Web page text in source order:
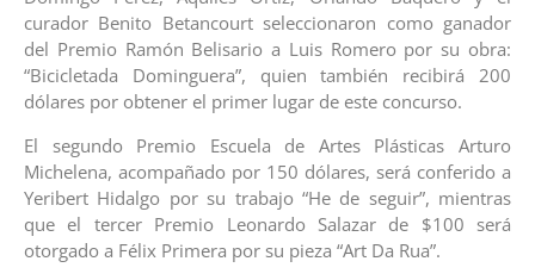
curador Benito Betancourt seleccionaron como ganador
del Premio Ramón Belisario a Luis Romero por su obra:
“Bicicletada Dominguera”, quien también recibirá 200
dólares por obtener el primer lugar de este concurso.
El segundo Premio Escuela de Artes Plásticas Arturo
Michelena, acompañado por 150 dólares, será conferido a
Yeribert Hidalgo por su trabajo “He de seguir”, mientras
que el tercer Premio Leonardo Salazar de $100 será
otorgado a Félix Primera por su pieza “Art Da Rua”.